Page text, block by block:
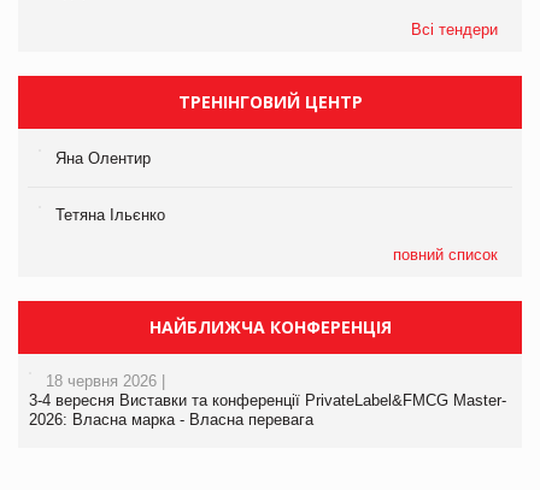
Всі тендери
ТРЕНІНГОВИЙ ЦЕНТР
Яна Олентир
Тетяна Ільєнко
повний список
НАЙБЛИЖЧА КОНФЕРЕНЦІЯ
18 червня 2026 |
3-4 вересня Виставки та конференції PrivateLabel&FMCG Master-
2026: Власна марка - Власна перевага